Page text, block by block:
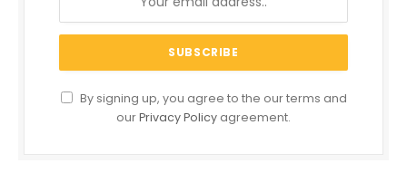
By signing up, you agree to the our terms and
ourPrivacy Policy agreement.